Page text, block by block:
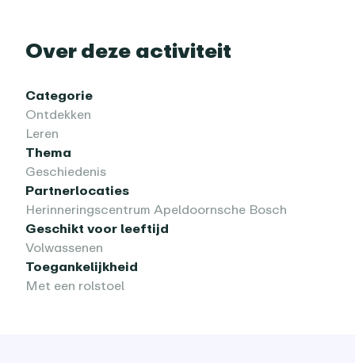
Over deze activiteit
Categorie
Ontdekken
Leren
Thema
Geschiedenis
Partnerlocaties
Herinneringscentrum Apeldoornsche Bosch
Geschikt voor leeftijd
Volwassenen
Toegankelijkheid
Met een rolstoel